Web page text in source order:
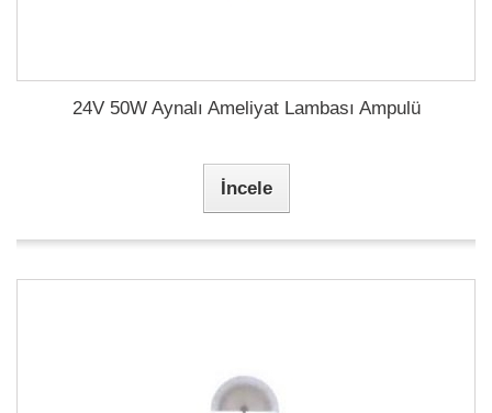
24V 50W Aynalı Ameliyat Lambası Ampulü
İncele